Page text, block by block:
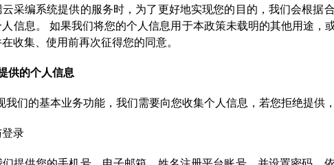
采编系统提供的服务时，为了更好地实现您的目的，我们会根据
信息。 如果我们将您的个人信息用于本政策未载明的其他用途
收集、使用前再次征得您的同意。
供的个人信息
我们的基本业务功能，我们需要向您收集个人信息，若您拒绝提供
录